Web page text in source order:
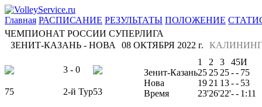
Главная РАСПИСАНИЕ РЕЗУЛЬТАТЫ ПОЛОЖЕНИЕ
ЧЕМПИОНАТ РОССИИ СУПЕРЛИГА
ЗЕНИТ-КАЗАНЬ - НОВА
08 ОКТЯБРЯ 2022 г.
3 - 0
75 2-й Тур53
1 2 3 45И
Зенит-Казань25 25 25-- 75
Нова
19 21 13-- 53
Время
23'26'22'-- 1:11